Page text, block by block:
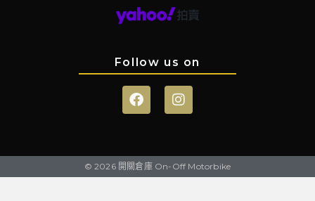
Follow us on
© 2026 開關倉庫 On-Off Motorbike